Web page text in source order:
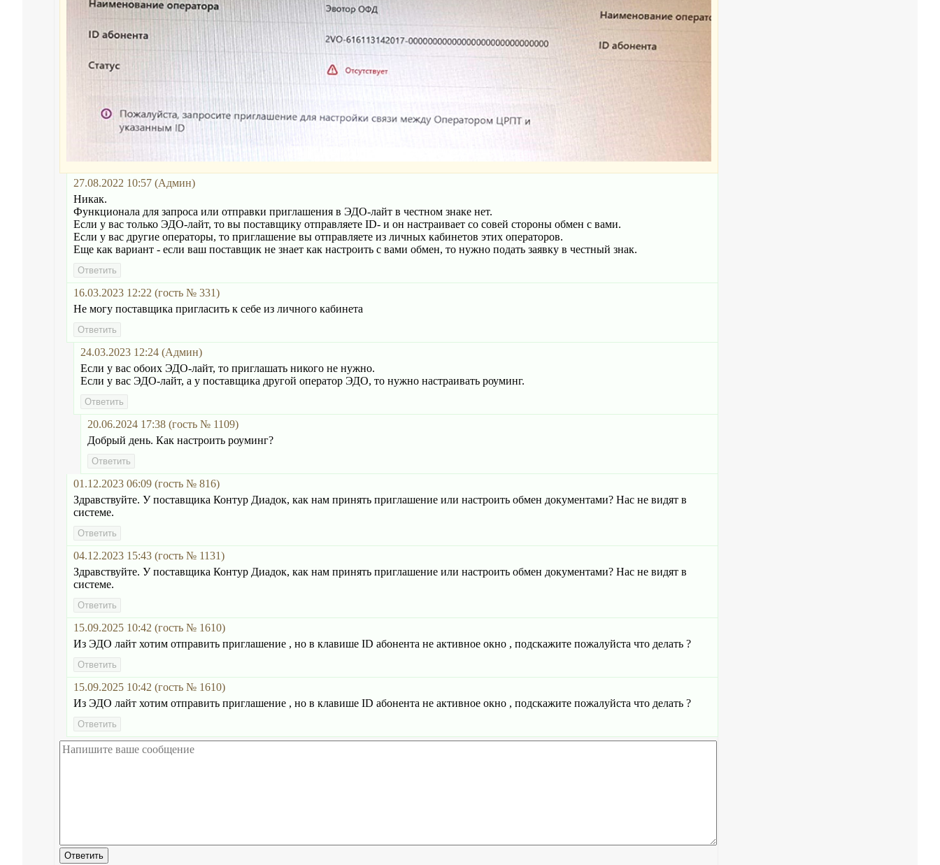
27.08.2022 10:57 (Админ)
Никак.
Функционала для запроса или отправки приглашения в ЭДО-лайт в честном знаке нет.
Если у вас только ЭДО-лайт, то вы поставщику отправляете ID- и он настраивает со совей стороны обмен с вами.
Если у вас другие операторы, то приглашение вы отправляете из личных кабинетов этих операторов.
Еще как вариант - если ваш поставщик не знает как настроить с вами обмен, то нужно подать заявку в честный знак.
16.03.2023 12:22 (гость № 331)
Не могу поставщика пригласить к себе из личного кабинета
24.03.2023 12:24 (Админ)
Если у вас обоих ЭДО-лайт, то приглашать никого не нужно.
Если у вас ЭДО-лайт, а у поставщика другой оператор ЭДО, то нужно настраивать роуминг.
20.06.2024 17:38 (гость № 1109)
Добрый день. Как настроить роуминг?
01.12.2023 06:09 (гость № 816)
Здравствуйте. У поставщика Контур Диадок, как нам принять приглашение или настроить обмен документами? Нас не видят в
системе.
04.12.2023 15:43 (гость № 1131)
Здравствуйте. У поставщика Контур Диадок, как нам принять приглашение или настроить обмен документами? Нас не видят в
системе.
15.09.2025 10:42 (гость № 1610)
Из ЭДО лайт хотим отправить приглашение , но в клавише ID абонента не активное окно , подскажите пожалуйста что делать ?
15.09.2025 10:42 (гость № 1610)
Из ЭДО лайт хотим отправить приглашение , но в клавише ID абонента не активное окно , подскажите пожалуйста что делать ?